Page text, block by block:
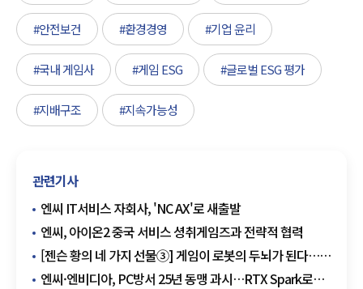
#안전보건 #환경경영 #기업 윤리
#국내 게임사 #게임 ESG #글로벌 ESG 평가
#지배구조 #지속가능성
관련기사
엔씨 IT서비스 자회사, 'NC AX'로 새출발
엔씨, 아이온2 중국 서비스 셩취게임즈과 전략적 협력
[젠슨 황의 네 가지 선물③] 게임이 로봇의 두뇌가 된다…
엔씨·크래프톤이 불려나온 이유
엔씨·엔비디아, PC방서 25년 동맹 과시…RTX Spark로